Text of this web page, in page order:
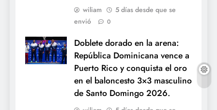
wiliam
5 días desde que se
envió
0
Doblete dorado en la arena:
República Dominicana vence a
Puerto Rico y conquista el oro
en el baloncesto 3×3 masculino
de Santo Domingo 2026.